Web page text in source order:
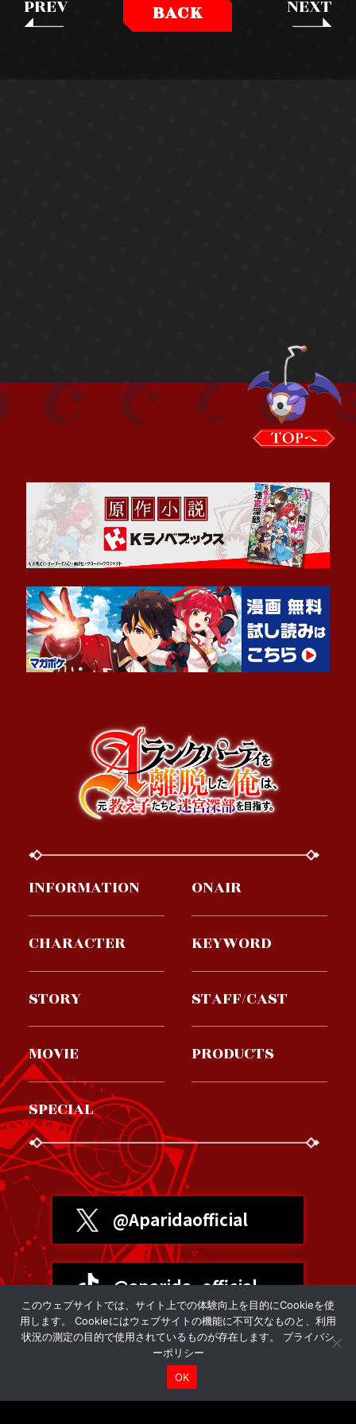
PREV BACK NEXT
INFORMATION ONAIR
CHARACTER KEYWORD
STORY STAFF/CAST
MOVIE PRODUCTS
SPECIAL
@Aparidaofficial
@aparida_official
プライバシーポリシー
このウェブサイトでは、サイト上での体験向上を目的にCookieを使
用します。 Cookieにはウェブサイトの機能に不可欠なものと、利用
状況の測定の目的で使用されているものが存在します。 プライバシ
ーポリシー
OK